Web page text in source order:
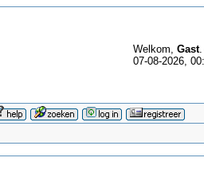
Welkom, Gast.
07-08-2026,